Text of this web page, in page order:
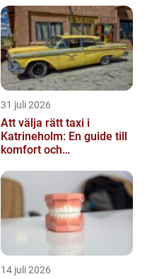
31 juli 2026
Att välja rätt taxi i
Katrineholm: En guide till
komfort och
14 juli 2026